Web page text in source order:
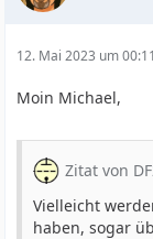
12. Mai 2023 um 00:11
Moin Michael,
Zitat von
Vielleicht
haben, sogar